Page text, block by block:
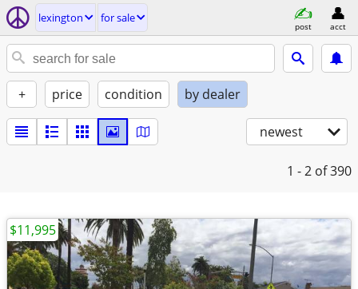
lexington for sale
post acct
+ price condition by dealer
newest
1 - 2 of 390
$11,995